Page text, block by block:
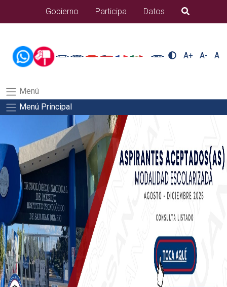
aspirantes/apiSalida del comando:
Gobierno Participa Datos B�squeda
A+ A- A
Menú
Menú Principal